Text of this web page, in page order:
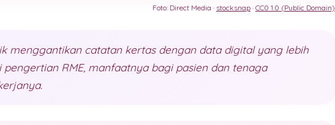
Foto: Direct Media · stocksnap · CC0 1.0 (Public Domain)
menggantikan catatan kertas dengan data digital yang lebih
pengertian RME, manfaatnya bagi pasien dan tenaga